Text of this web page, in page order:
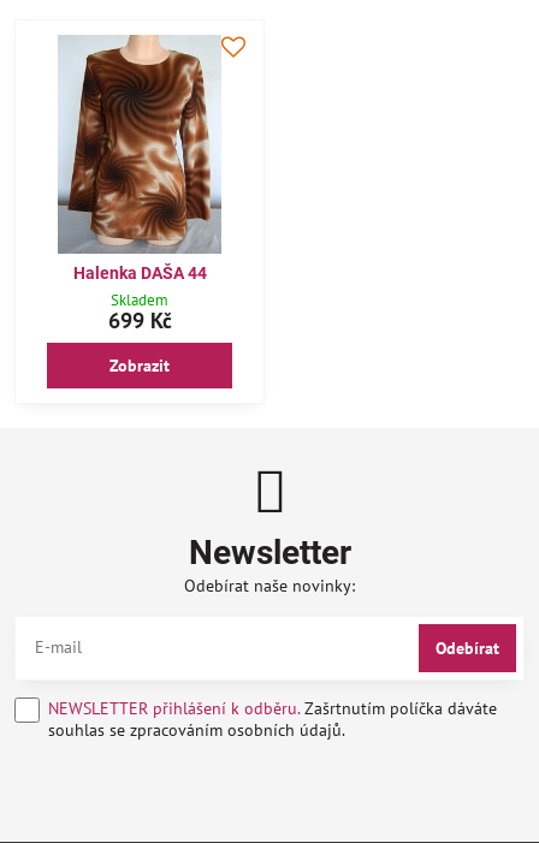
Halenka DAŠA 44
Skladem
699 Kč
Zobrazit
Newsletter
Odebírat naše novinky:
Odebírat
NEWSLETTER přihlášení k odběru.Zašrtnutím políčka dáváte
souhlas se zpracováním osobních údajů.